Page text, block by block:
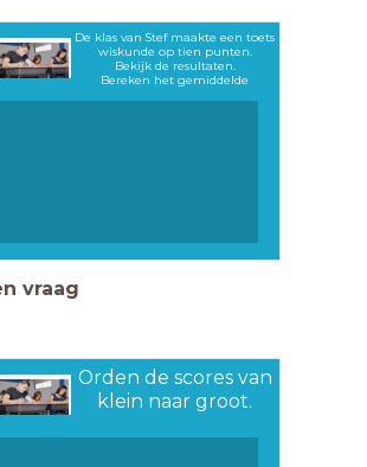
De klas van Stef maakte een toets
wiskunde op tien punten.
Bekijk de resultaten.
Bereken het gemiddelde
vraag
Orden de scores van
klein naar groot.